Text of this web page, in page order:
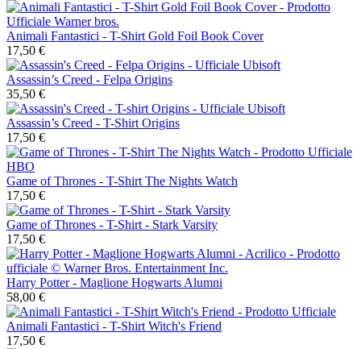
Animali Fantastici - T-Shirt Gold Foil Book Cover
17,50 €
Assassin’s Creed - Felpa Origins
35,50 €
Assassin’s Creed - T-Shirt Origins
17,50 €
Game of Thrones - T-Shirt The Nights Watch
17,50 €
Game of Thrones - T-Shirt - Stark Varsity
17,50 €
Harry Potter - Maglione Hogwarts Alumni
58,00 €
Animali Fantastici - T-Shirt Witch's Friend
17,50 €